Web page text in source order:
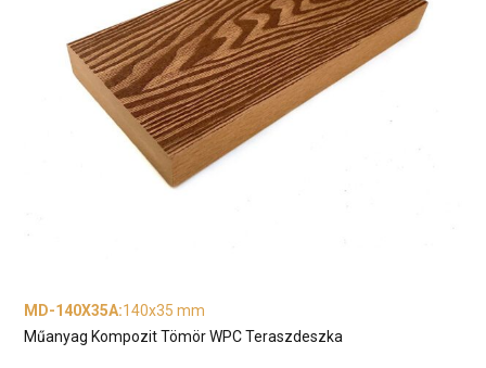
MD-140X35A:140x35 mm
Műanyag Kompozit Tömör WPC Teraszdeszka